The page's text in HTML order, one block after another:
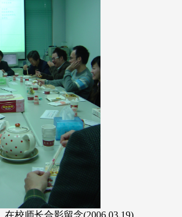
、在校师长合影留念(2006.03.19)